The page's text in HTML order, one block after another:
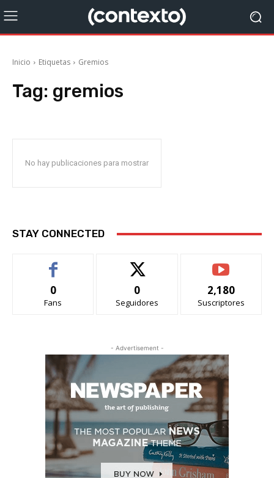
Inicio Etiquetas Gremios
Tag: gremios
No hay publicaciones para mostrar
STAY CONNECTED
0
Fans
0
Seguidores
2,180
Suscriptores
- Advertisement -